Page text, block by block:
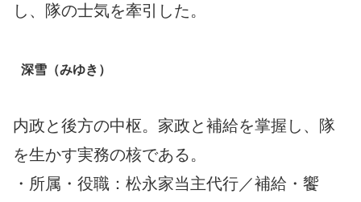
し、隊の士気を牽引した。
深雪（みゆき）
内政と後方の中枢。家政と補給を掌握し、隊
を生かす実務の核である。
・所属・役職：松永家当主代行／補給・饗